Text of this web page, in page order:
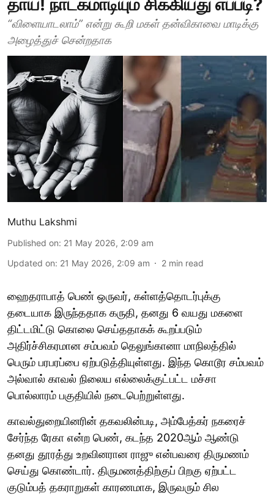
தாய்! நாடகமாடியும் சிக்கியது எப்படி?
“விளையாடலாம்” என்று கூறி மகள் தன்விகாவை மாடிக்கு
அழைத்துச் சென்றதாக
Muthu Lakshmi
Published on: 21 May 2026, 2:09 am
Updated on: 21 May 2026, 2:09 am 2 min read
ஹைதராபாத் பெண் ஒருவர், கள்ளத்தொடர்புக்கு
தடையாக இருந்ததாக கருதி, தனது 6 வயது மகளை
திட்டமிட்டு கொலை செய்ததாகக் கூறப்படும்
அதிர்ச்சிகரமான சம்பவம் தெலுங்கானா மாநிலத்தில்
பெரும் பரபரப்பை ஏற்படுத்தியுள்ளது. இந்த கொடூர சம்பவம்
அல்வால் காவல் நிலைய எல்லைக்குட்பட்ட மச்சா
பொல்லாரம் பகுதியில் நடைபெற்றுள்ளது.
காவல்துறையினரின் தகவலின்படி, அம்பேத்கர் நகரைச்
சேர்ந்த ரேகா என்ற பெண், கடந்த 2020ஆம் ஆண்டு
தனது தூரத்து உறவினரான ராஜு என்பவரை திருமணம்
செய்து கொண்டார். திருமணத்திற்குப் பிறகு ஏற்பட்ட
குடும்பத் தகராறுகள் காரணமாக, இருவரும் சில